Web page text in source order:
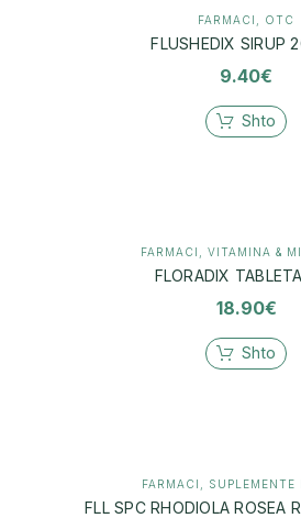
FARMACI OTC
FLUSHEDIX SIRUP
9.40€
Shto
FARMACI VITAMINA &
FLORADIX
18.90€
Shto
FARMACI SUPLEMENTE
FLL SPC RHODIOLA ROSEA